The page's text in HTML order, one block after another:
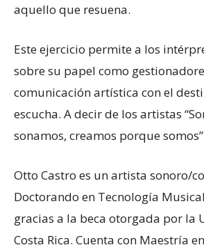
aquello que resuena.
Este ejercicio permite a los
sobre su papel como
comunicación artística con el
escucha. A decir de los artistas
sonamos, creamos porque
Otto Castro es un artista sonoro/
Doctorando en Tecnología
gracias a la beca otorgada por la
Costa Rica. Cuenta con Maestría